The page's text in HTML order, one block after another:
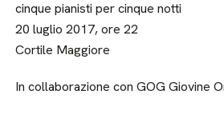
cinque pianisti per cinque notti
20 luglio 2017, ore 22
Cortile Maggiore
In collaborazione con GOG Giovine